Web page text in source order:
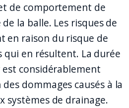
de comportement de
la balle. Les risques de
en raison du risque de
qui en résultent. La durée
considérablement
dommages causés à la
systèmes de drainage.